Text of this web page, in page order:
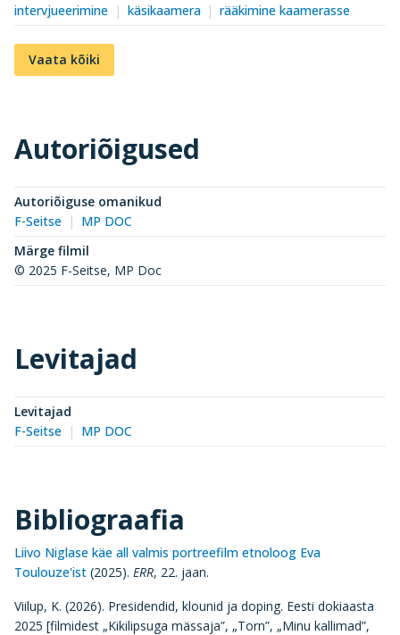
intervjueerimine
käsikaamera rääkimine kaamerasse
Vaata kõiki
Autoriõigused
Autoriõiguse omanikud
F-Seitse
MP DOC
Märge filmil
© 2025 F-Seitse, MP Doc
Levitajad
Levitajad
F-Seitse
MP DOC
Bibliograafia
Liivo Niglase käe all valmis portreefilm etnoloog Eva
Toulouze'ist (2025). ERR, 22. jaan.
Viilup, K. (2026). Presidendid, klounid ja doping. Eesti dokiaasta
2025 [filmidest „Kikilipsuga mässaja”, „Torn”, „Minu kallimad”,